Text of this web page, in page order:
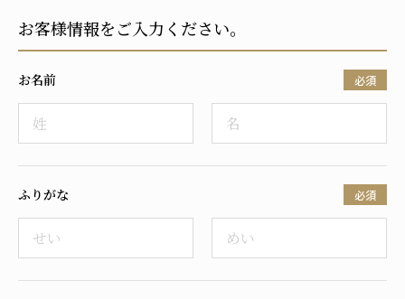
ご入居までの流れ
介護保険の仕組み
FAQ
運営会社
プライバシーポリシー
採用情報
お客様情報をご入力ください。
お名前 必須
ふりがな 必須